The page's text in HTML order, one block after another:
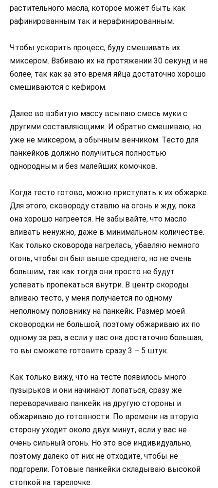
растительного масла, которое может быть как
рафинированным так и нерафинированным.
Чтобы ускорить процесс, буду смешивать их
миксером. Взбиваю их на протяжении 30 секунд и не
более, так как за это время яйца достаточно хорошо
смешиваются с кефиром.
Далее во взбитую массу всыпаю смесь муки с
другими составляющими. И обратно смешиваю, но
уже не миксером, а обычным венчиком. Тесто для
панкейков должно получиться полностью
однородным и без малейших комочков.
Когда тесто готово, можно приступать к их обжарке.
Для этого, сковороду ставлю на огонь и жду, пока
она хорошо нагреется. Не забывайте, что масло
вливать ненужно, даже в минимальном количестве.
Как только сковорода нагрелась, убавляю немного
огонь, чтобы он был выше среднего, но не очень
большим, так как тогда они просто не будут
успевать пропекаться внутри. В центр скороды
вливаю тесто, у меня получается по одному
неполному половнику на панкейк. Размер моей
сковородки не большой, поэтому обжариваю их по
одному за раз, а если у вас она достаточно большая,
то вы сможете готовить сразу 3 – 5 штук.
Как только вижу, что на тесте появилось много
пузырьков и они начинают лопаться, сразу же
переворачиваю панкейк на другую стороны и
обжариваю до готовности. По времени на вторую
сторону уходит около двух минут, если у вас не
очень сильный огонь. Но это все индивидуально,
поэтому далеко от них не отходите, чтобы не
подгорели. Готовые панкейки складываю высокой
стопкой на тарелочке.